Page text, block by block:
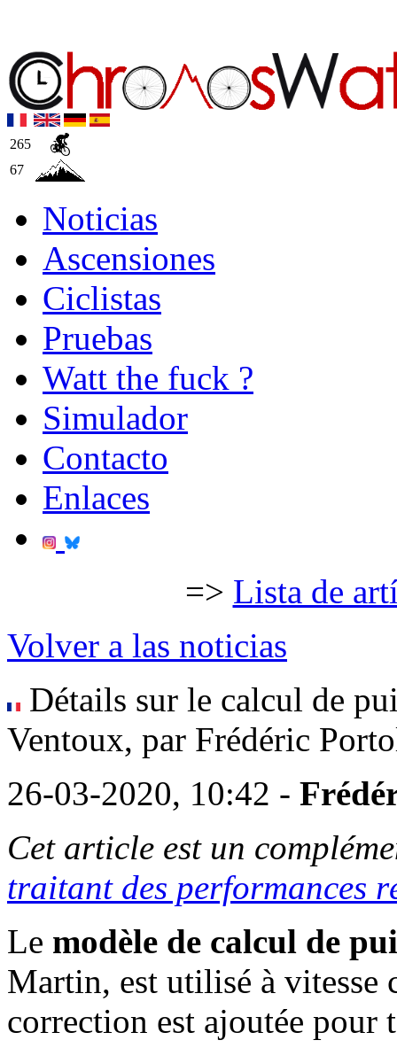
265
67
Noticias
Ascensiones
Ciclistas
Pruebas
Watt the fuck ?
Simulador
Contacto
Enlaces
=> Lista de
Volver a las noticias
Détails sur le calcul de
Ventoux, par Frédéric
26-03-2020, 10:42 -
Cet article est un
traitant des performances
Le modèle de calcul de
Martin, est utilisé à vitesse
correction est ajoutée